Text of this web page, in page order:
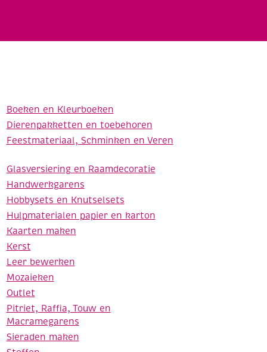
Boeken en Kleurboeken
Dierenpakketten en toebehoren
Feestmateriaal, Schminken en Veren
Glasversiering en Raamdecoratie
Handwerkgarens
Hobbysets en Knutselsets
Hulpmaterialen papier en karton
Kaarten maken
Kerst
Leer bewerken
Mozaieken
Outlet
Pitriet, Raffia, Touw en
Macramegarens
Sieraden maken